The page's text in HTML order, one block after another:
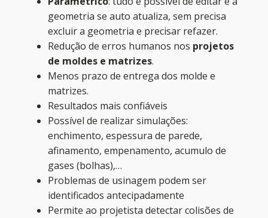
geometria se auto atualiza, sem precisa
excluir a geometria e precisar refazer.
Redução de erros humanos nos projetos
de moldes e matrizes.
Menos prazo de entrega dos molde e
matrizes.
Resultados mais confiáveis
Possível de realizar simulações:
enchimento, espessura de parede,
afinamento, empenamento, acumulo de
gases (bolhas),…
Problemas de usinagem podem ser
identificados antecipadamente
Permite ao projetista detectar colisões de